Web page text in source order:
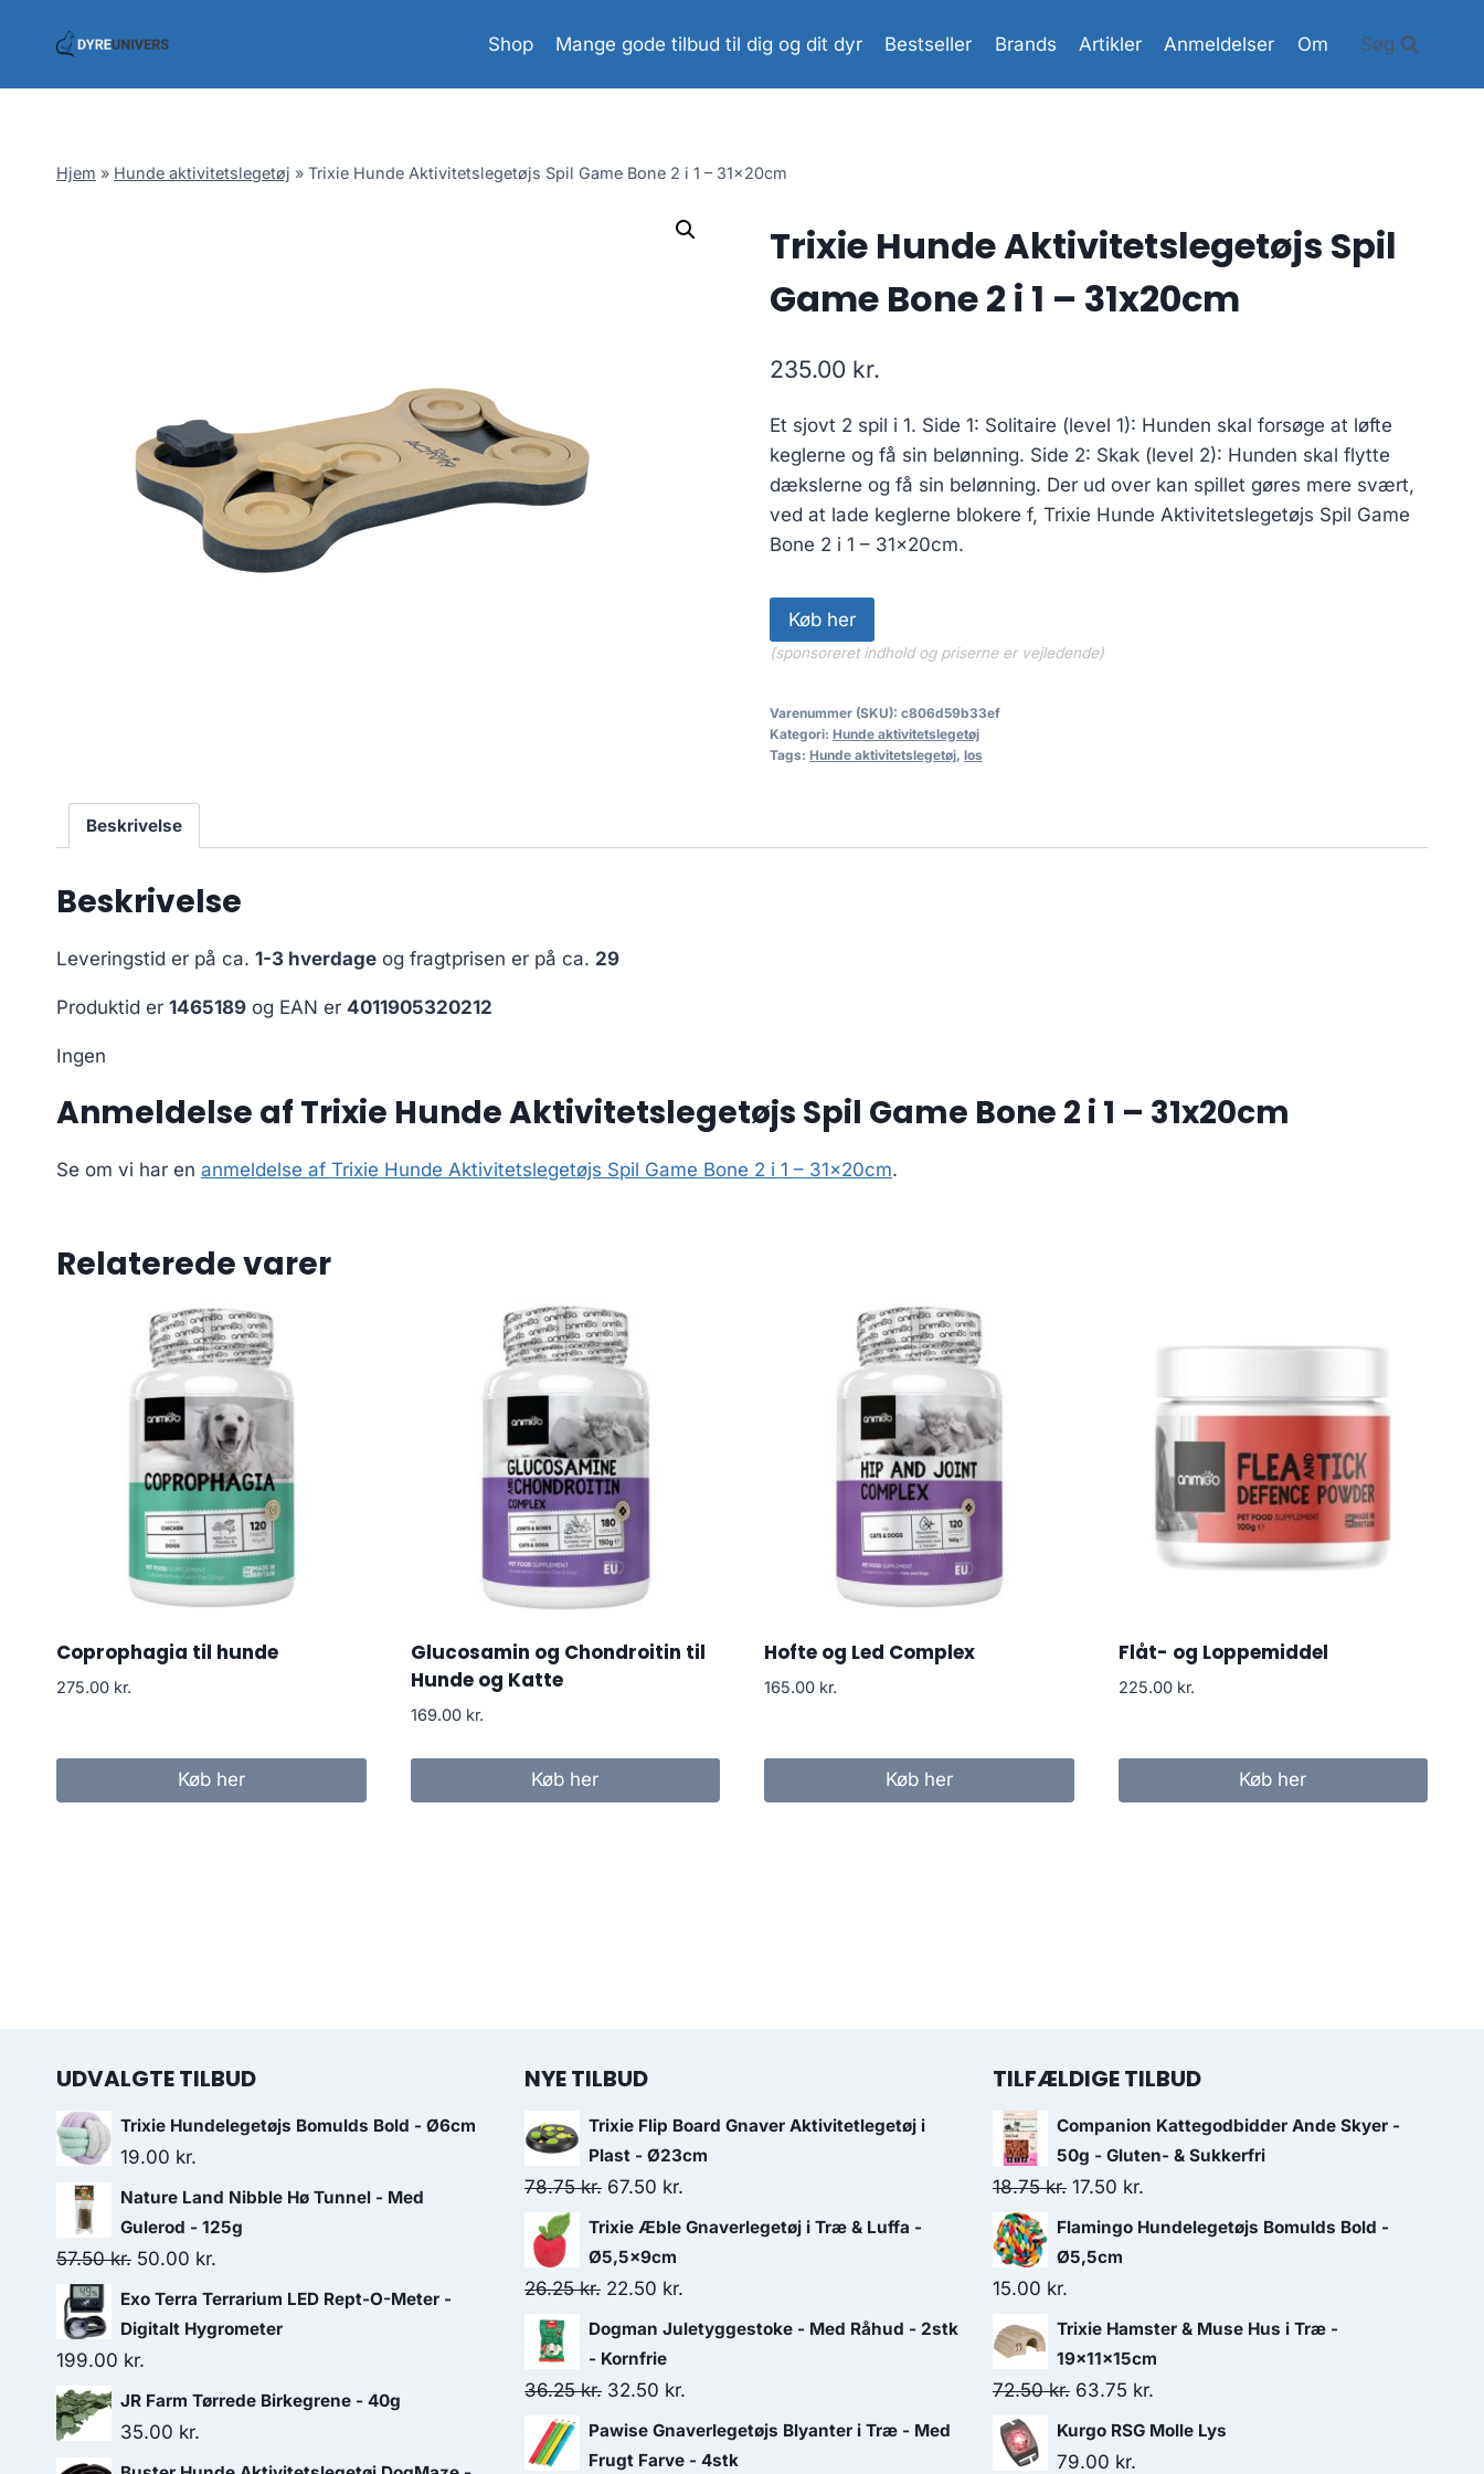
Shop Mange gode tilbud til dig og dit dyr Bestseller Brands Artikler Anmeldelser Om Søg
Hjem » Hunde aktivitetslegetøj » Trixie Hunde Aktivitetslegetøjs Spil Game Bone 2 i 1 – 31x20cm
Trixie Hunde Aktivitetslegetøjs Spil
Game Bone 2 i 1 – 31x20cm
235.00 kr.
Et sjovt 2 spil i 1. Side 1: Solitaire (level 1): Hunden skal forsøge at løfte
keglerne og få sin belønning. Side 2: Skak (level 2): Hunden skal flytte
dækslerne og få sin belønning. Der ud over kan spillet gøres mere svært,
ved at lade keglerne blokere f, Trixie Hunde Aktivitetslegetøjs Spil Game
Bone 2 i 1 – 31x20cm.
Køb her
(sponsoreret indhold og priserne er vejledende)
Varenummer (SKU): c806d59b33ef
Kategori: Hunde aktivitetslegetøj
Tags: Hunde aktivitetslegetøj, los
Beskrivelse
Beskrivelse
Leveringstid er på ca. 1-3 hverdage og fragtprisen er på ca. 29
Produktid er 1465189 og EAN er 4011905320212
Ingen
Anmeldelse af Trixie Hunde Aktivitetslegetøjs Spil Game Bone 2 i 1 – 31x20cm
Se om vi har en anmeldelse af Trixie Hunde Aktivitetslegetøjs Spil Game Bone 2 i 1 – 31x20cm.
Relaterede varer
Coprophagia til hunde
275.00 kr.
Køb her
Glucosamin og Chondroitin til
Hunde og Katte
169.00 kr.
Køb her
Hofte og Led Complex
165.00 kr.
Køb her
Flåt- og Loppemiddel
225.00 kr.
Køb her
UDVALGTE TILBUD
Trixie Hundelegetøjs Bomulds Bold - Ø6cm
19.00 kr.
Nature Land Nibble Hø Tunnel - Med
Gulerod - 125g
57.50kr. Den
oprindelige
pris
var:
57.50 kr..
50.00 kr.
aktuelle
pris
50.00 kr..
Exo Terra Terrarium LED Rept-O-Meter -
Digitalt Hygrometer
199.00 kr.
JR Farm Tørrede Birkegrene - 40g
35.00 kr.
NYE TILBUD
Trixie Flip Board Gnaver Aktivitetlegetøj i
Plast - Ø23cm
78.75kr. Den
oprindelige
pris
var:
78.75 kr..
67.50 kr.
aktuelle
67.50 kr..
Trixie Æble Gnaverlegetøj i Træ & Luffa -
Ø5,5x9cm
26.25kr. Den
oprindelige
pris
var:
26.25 kr..
22.50 kr.
aktuelle
22.50 kr..
Dogman Juletyggestoke - Med Råhud - 2stk
- Kornfrie
36.25kr. Den
oprindelige
pris
32.50 kr.
aktuelle
pris
Pawise Gnaverlegetøjs Blyanter i Træ - Med
Frugt Farve - 4stk
TILFÆLDIGE TILBUD
Companion Kattegodbidder Ande Skyer -
50g - Gluten- & Sukkerfri
18.75kr. Den
oprindelige
pris
18.75 kr..
17.50 kr.
aktuelle
17.50 kr..
Flamingo Hundelegetøjs Bomulds Bold -
Ø5,5cm
15.00 kr.
Trixie Hamster & Muse Hus i Træ -
19x11x15cm
72.50kr. Den
oprindelige
pris
63.75 kr.
aktuelle
Kurgo RSG Molle Lys
79.00 kr.